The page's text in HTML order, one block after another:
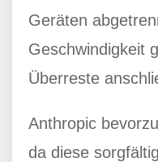
Geräten
Geschwindigkeit
Überreste
Anthropic
da diese